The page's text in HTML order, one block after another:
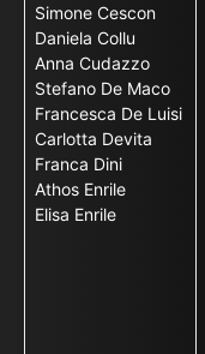
Simone Cescon
Daniela Collu
Anna Cudazzo
Stefano De Maco
Francesca De Luisi
Carlotta Devita
Franca Dini
Athos Enrile
Elisa Enrile